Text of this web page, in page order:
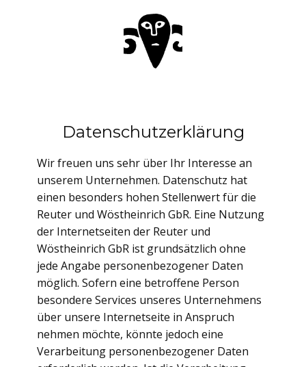
Datenschutzerklärung
Wir freuen uns sehr über Ihr Interesse an
unserem Unternehmen. Datenschutz hat
einen besonders hohen Stellenwert für die
Reuter und Wöstheinrich GbR. Eine Nutzung
der Internetseiten der Reuter und
Wöstheinrich GbR ist grundsätzlich ohne
jede Angabe personenbezogener Daten
möglich. Sofern eine betroffene Person
besondere Services unseres Unternehmens
über unsere Internetseite in Anspruch
nehmen möchte, könnte jedoch eine
Verarbeitung personenbezogener Daten